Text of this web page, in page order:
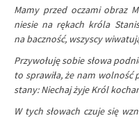
Mamy przed oczami obraz
niesie na rękach króla
na baczność, wszyscy
Przywołuję sobie słowa
to sprawiła, że nam wolność
stany: Niechaj żyje Król
W tych słowach czuje się